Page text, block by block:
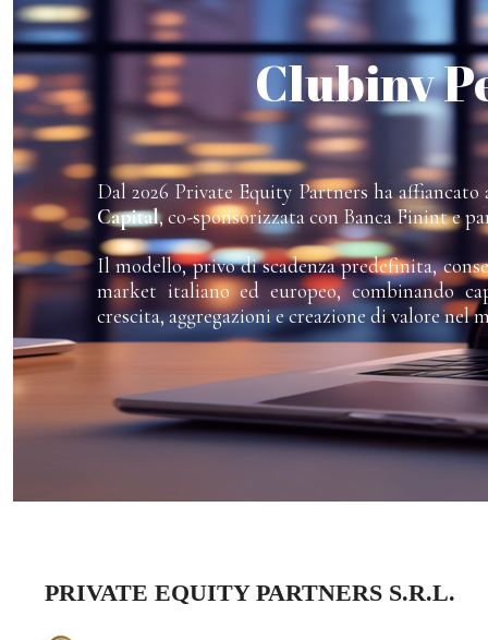
Clubinv
Dal 2026 Private Equity Partners ha
Capital, co-sponsorizzata con Banca Finint e
Il modello, privo di scadenza predefinita,
market italiano ed europeo, combinando
crescita, aggregazioni e creazione di valore nel
PRIVATE EQUITY PARTNERS S.R.L.